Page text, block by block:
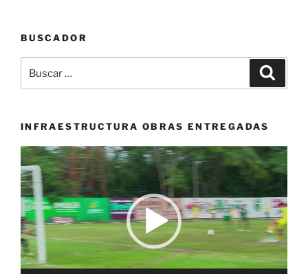
subcampeona
2023
Queens»
BUSCADOR
por:
INFRAESTRUCTURA OBRAS ENTREGADAS
Reproductor
de
vídeo